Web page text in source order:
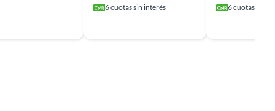
6cuotas sin interés 6cuotas sin